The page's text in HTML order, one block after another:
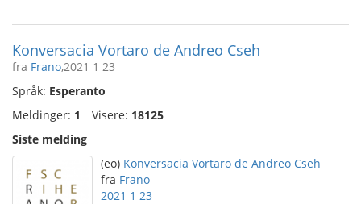
Konversacia Vortaro de Andreo Cseh
fra Frano,2021 1 23
Språk: Esperanto
Meldinger: 1 Visere: 18125
Siste melding
(eo) Konversacia Vortaro de Andreo Cseh
fra Frano
2021 1 23